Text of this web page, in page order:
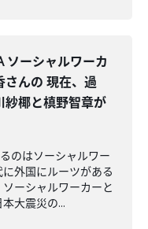
ソーシャルワーカ
さんの 現在、過
紗椰と槙野智章が
のはソーシャルワー
外国にルーツがある
ーシャルワーカーと
大震災の...